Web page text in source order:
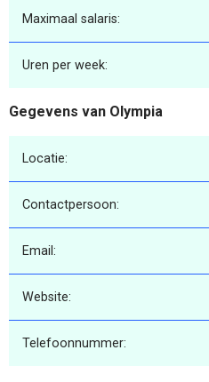
Maximaal salaris:
Uren per week:
Gegevens van Olympia
Locatie:
Contactpersoon:
Email:
Website:
Telefoonnummer: